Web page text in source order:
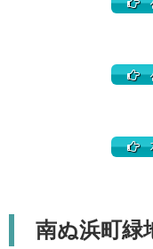
南ぬ浜町緑